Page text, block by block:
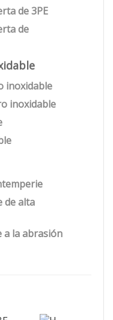
de 3PE
de
inoxidable
inoxidable
de alta
a la abrasión